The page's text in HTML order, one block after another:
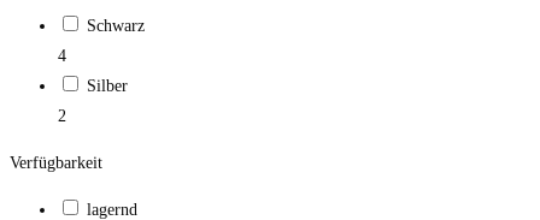
Schwarz
4
Silber
2
Verfügbarkeit
lagernd